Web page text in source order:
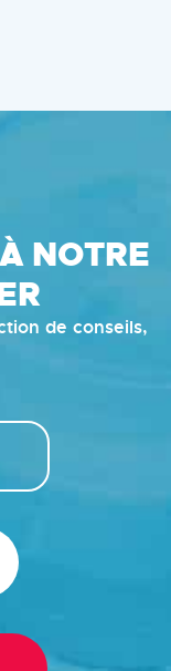
NOTRE
de conseils,